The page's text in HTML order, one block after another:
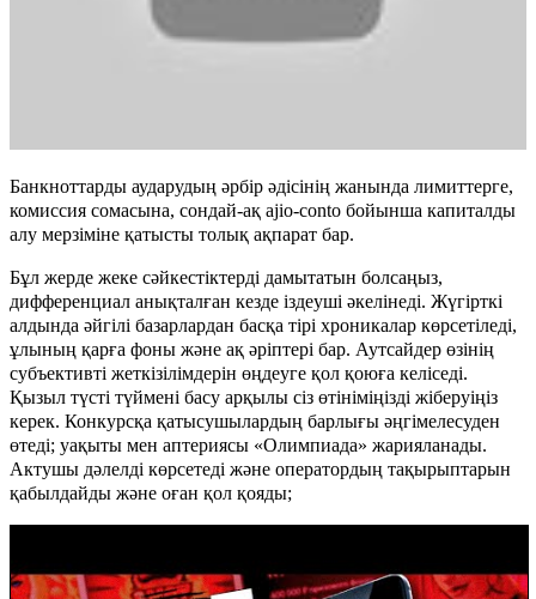
Банкноттарды аударудың әрбір әдісінің жанында лимиттерге,
комиссия сомасына, сондай-ақ ajio-conto бойынша капиталды
алу мерзіміне қатысты толық ақпарат бар.
Бұл жерде жеке сәйкестіктерді дамытатын болсаңыз,
дифференциал анықталған кезде іздеуші әкелінеді. Жүгірткі
алдында әйгілі базарлардан басқа тірі хроникалар көрсетіледі,
ұлының қарға фоны және ақ әріптері бар. Аутсайдер өзінің
субъективті жеткізілімдерін өңдеуге қол қоюға келіседі.
Қызыл түсті түймені басу арқылы сіз өтініміңізді жіберуіңіз
керек. Конкурсқа қатысушылардың барлығы әңгімелесуден
өтеді; уақыты мен аптериясы «Олимпиада» жарияланады.
Актушы дәлелді көрсетеді және оператордың тақырыптарын
қабылдайды және оған қол қояды;